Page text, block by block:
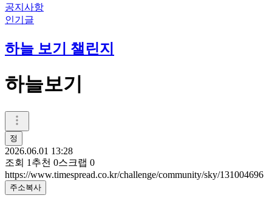
공지사항
인기글
하늘 보기 챌린지
하늘보기
정
2026.06.01 13:28
조회 1 추천 0스크랩 0
https://www.timespread.co.kr/challenge/community/sky/131004696
주소복사